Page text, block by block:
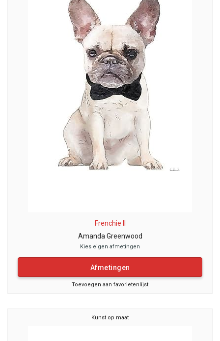
Frenchie II
Amanda Greenwood
Kies eigen afmetingen
Afmetingen
Toevoegen aan favorietenlijst
Kunst op maat